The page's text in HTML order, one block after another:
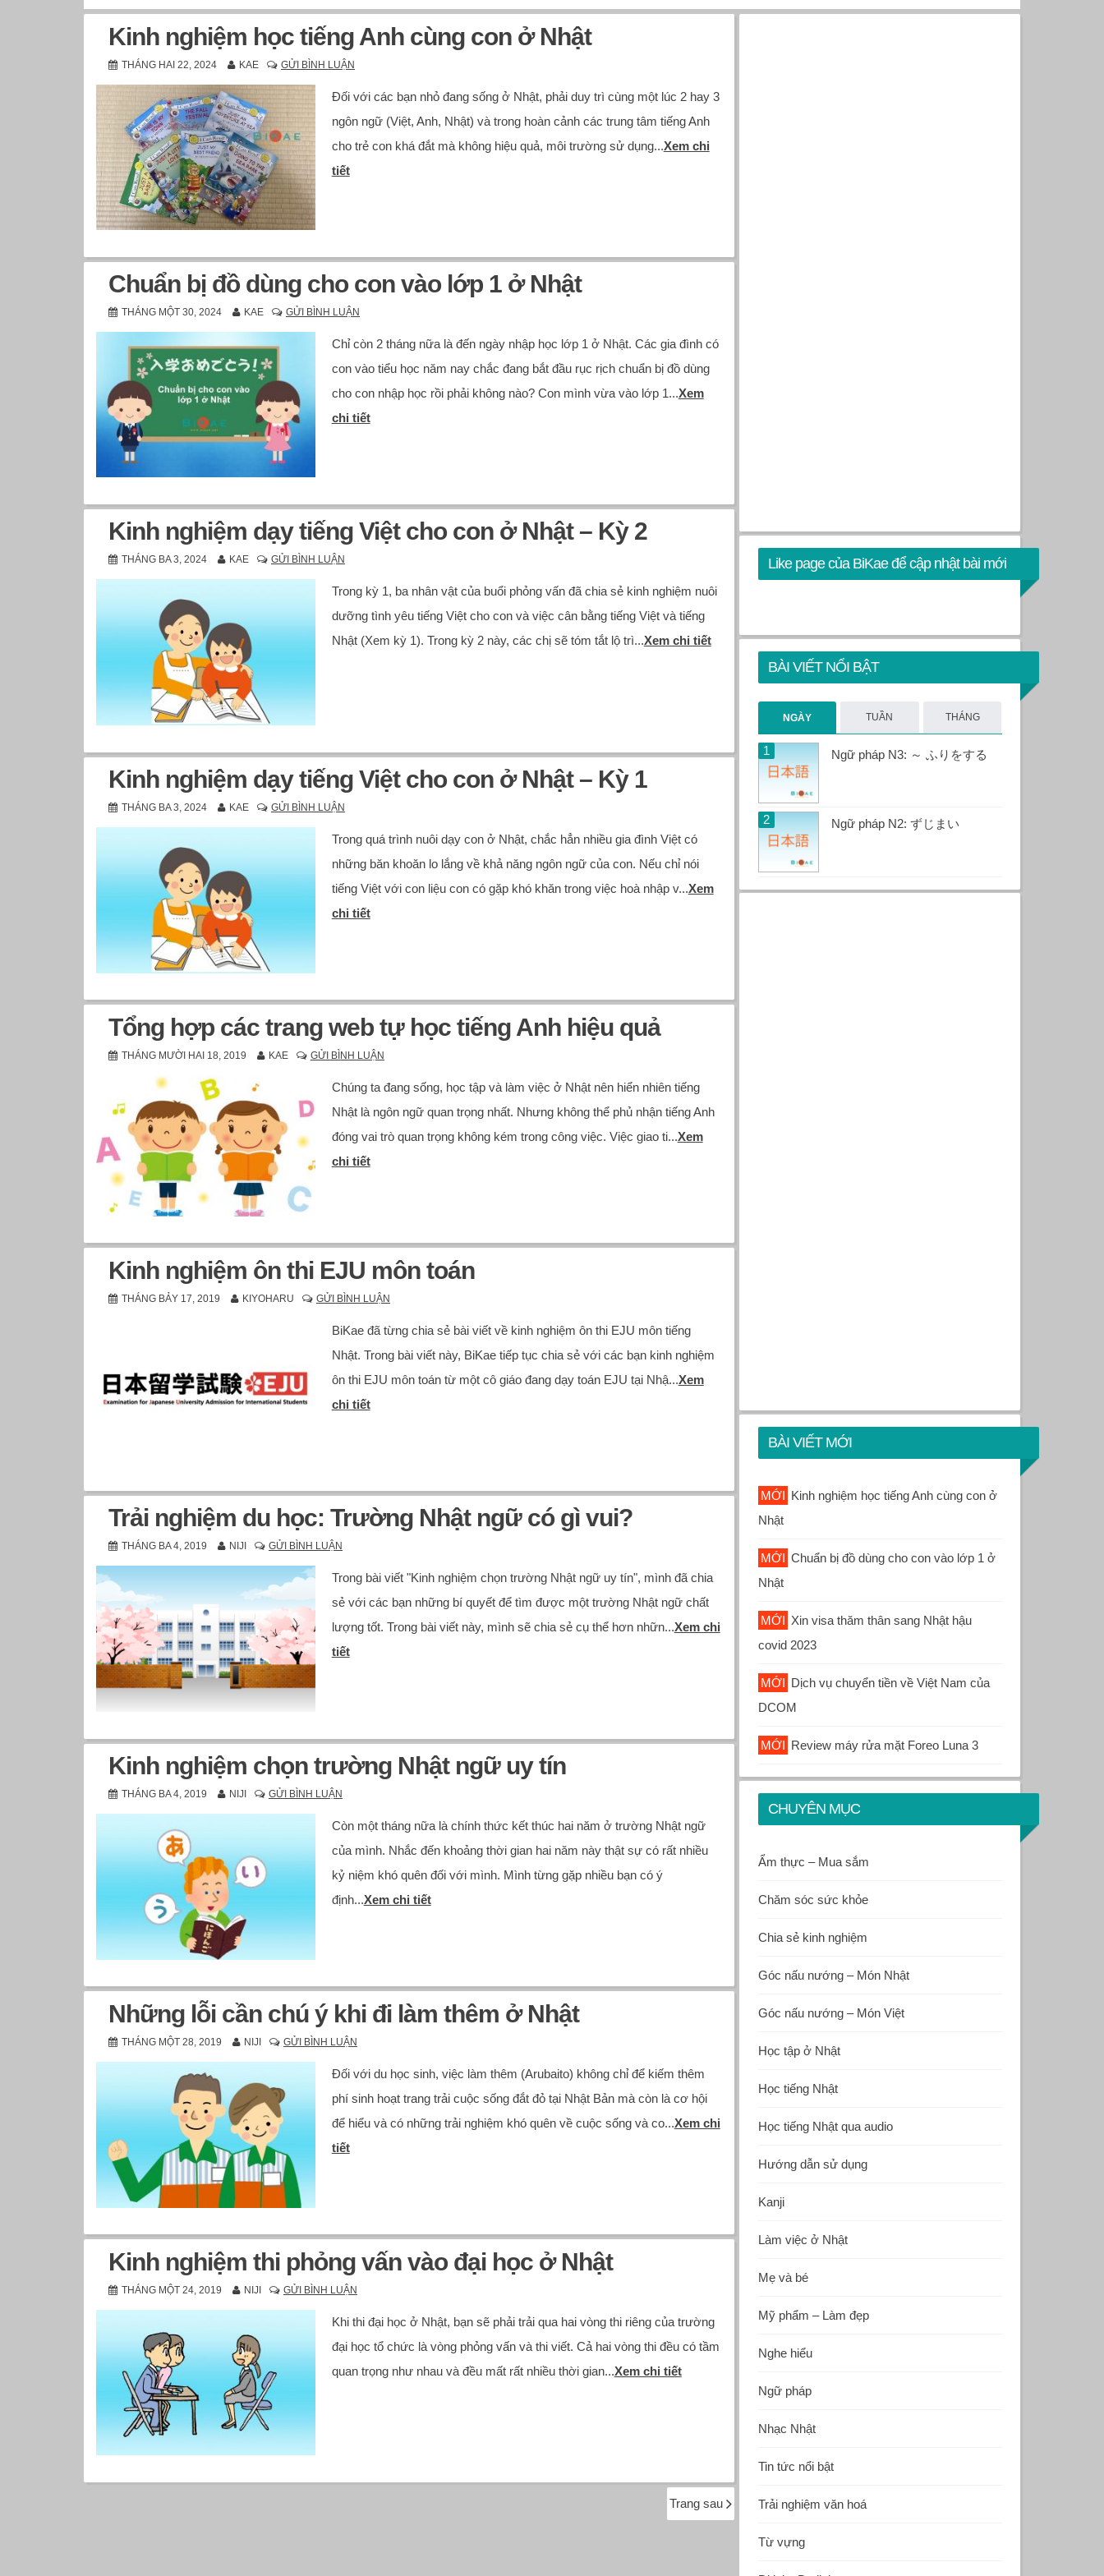
Kinh nghiệm học tiếng Anh cùng con ở Nhật
THÁNG HAI 22, 2024 KAE GỬI BÌNH LUẬN
Đối với các bạn nhỏ đang sống ở Nhật, phải duy trì cùng một lúc 2 hay 3
ngôn ngữ (Việt, Anh, Nhật) và trong hoàn cảnh các trung tâm tiếng Anh
cho trẻ con khá đắt mà không hiệu quả, môi trường sử dụng...Xem chi
tiết
Chuẩn bị đồ dùng cho con vào lớp 1 ở Nhật
THÁNG MỘT 30, 2024 KAE GỬI BÌNH LUẬN
Chỉ còn 2 tháng nữa là đến ngày nhập học lớp 1 ở Nhật. Các gia đình có
con vào tiểu học năm nay chắc đang bắt đầu rục rịch chuẩn bị đồ dùng
cho con nhập học rồi phải không nào? Con mình vừa vào lớp 1...Xem
chi tiết
Kinh nghiệm dạy tiếng Việt cho con ở Nhật – Kỳ 2
THÁNG BA 3, 2024 KAE GỬI BÌNH LUẬN
Trong kỳ 1, ba nhân vật của buổi phỏng vấn đã chia sẻ kinh nghiệm nuôi
dưỡng tình yêu tiếng Việt cho con và việc cân bằng tiếng Việt và tiếng
Nhật (Xem kỳ 1). Trong kỳ 2 này, các chị sẽ tóm tắt lộ trì...Xem chi tiết
Kinh nghiệm dạy tiếng Việt cho con ở Nhật – Kỳ 1
THÁNG BA 3, 2024 KAE GỬI BÌNH LUẬN
Trong quá trình nuôi dạy con ở Nhật, chắc hẳn nhiều gia đình Việt có
những băn khoăn lo lắng về khả năng ngôn ngữ của con. Nếu chỉ nói
tiếng Việt với con liệu con có gặp khó khăn trong việc hoà nhập v...Xem
chi tiết
Tổng hợp các trang web tự học tiếng Anh hiệu quả
THÁNG MƯỜI HAI 18, 2019 KAE GỬI BÌNH LUẬN
Chúng ta đang sống, học tập và làm việc ở Nhật nên hiển nhiên tiếng
Nhật là ngôn ngữ quan trọng nhất. Nhưng không thể phủ nhận tiếng Anh
đóng vai trò quan trọng không kém trong công việc. Việc giao ti...Xem
chi tiết
Kinh nghiệm ôn thi EJU môn toán
THÁNG BẢY 17, 2019 KIYOHARU GỬI BÌNH LUẬN
BiKae đã từng chia sẻ bài viết về kinh nghiệm ôn thi EJU môn tiếng
Nhật. Trong bài viết này, BiKae tiếp tục chia sẻ với các bạn kinh nghiệm
ôn thi EJU môn toán từ một cô giáo đang dạy toán EJU tại Nhậ...Xem
chi tiết
Trải nghiệm du học: Trường Nhật ngữ có gì vui?
THÁNG BA 4, 2019 NIJI GỬI BÌNH LUẬN
Trong bài viết "Kinh nghiệm chọn trường Nhật ngữ uy tín", mình đã chia
sẻ với các bạn những bí quyết để tìm được một trường Nhật ngữ chất
lượng tốt. Trong bài viết này, mình sẽ chia sẻ cụ thể hơn nhữn...Xem chi
tiết
Kinh nghiệm chọn trường Nhật ngữ uy tín
THÁNG BA 4, 2019 NIJI GỬI BÌNH LUẬN
Còn một tháng nữa là chính thức kết thúc hai năm ở trường Nhật ngữ
của mình. Nhắc đến khoảng thời gian hai năm này thật sự có rất nhiều
kỷ niệm khó quên đối với mình. Mình từng gặp nhiều bạn có ý
định...Xem chi tiết
Những lỗi cần chú ý khi đi làm thêm ở Nhật
THÁNG MỘT 28, 2019 NIJI GỬI BÌNH LUẬN
Đối với du học sinh, việc làm thêm (Arubaito) không chỉ để kiếm thêm
phí sinh hoạt trang trải cuộc sống đắt đỏ tại Nhật Bản mà còn là cơ hội
để hiểu và có những trải nghiệm khó quên về cuộc sống và co...Xem chi
tiết
Kinh nghiệm thi phỏng vấn vào đại học ở Nhật
THÁNG MỘT 24, 2019 NIJI GỬI BÌNH LUẬN
Khi thi đại học ở Nhật, bạn sẽ phải trải qua hai vòng thi riêng của trường
đại học tổ chức là vòng phỏng vấn và thi viết. Cả hai vòng thi đều có tầm
quan trọng như nhau và đều mất rất nhiều thời gian...Xem chi tiết
Trang sau
Like page của BiKae để cập nhật bài mới
BÀI VIẾT NỔI BẬT
NGÀY TUẦN THÁNG
Ngữ pháp N3: ～ ふりをする
Ngữ pháp N2: ずじまい
BÀI VIẾT MỚI
Kinh nghiệm học tiếng Anh cùng con ở
Nhật
Chuẩn bị đồ dùng cho con vào lớp 1 ở
Nhật
Xin visa thăm thân sang Nhật hậu
covid 2023
Dịch vụ chuyển tiền về Việt Nam của
DCOM
Review máy rửa mặt Foreo Luna 3
CHUYÊN MỤC
Ẩm thực – Mua sắm
Chăm sóc sức khỏe
Chia sẻ kinh nghiệm
Góc nấu nướng – Món Nhật
Góc nấu nướng – Món Việt
Học tập ở Nhật
Học tiếng Nhật
Học tiếng Nhật qua audio
Hướng dẫn sử dụng
Kanji
Làm việc ở Nhật
Mẹ và bé
Mỹ phẩm – Làm đẹp
Nghe hiểu
Ngữ pháp
Nhạc Nhật
Tin tức nổi bật
Trải nghiệm văn hoá
Từ vựng